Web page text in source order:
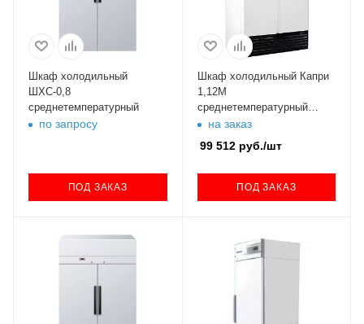
Шкаф холодильный
ШХС-0,8
среднетемпературный
по запросу
ПОД ЗАКАЗ
Шкаф холодильный Капри
1,12М
среднетемпературный
ШХ-1,12
на заказ
99 512руб./шт
ПОД ЗАКАЗ